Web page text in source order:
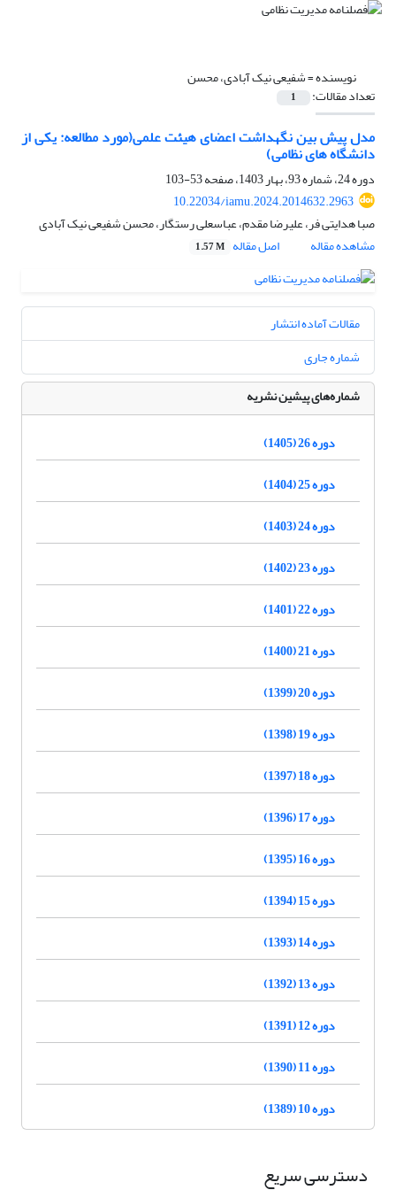
نویسنده =شفیعی نیک آبادی، محسن
تعداد مقالات: 1
مدل پیش بین نگهداشت اعضای هیئت علمی(مورد مطالعه: یکی از
دانشگاه های نظامی)
دوره 24، شماره 93، بهار 1403، صفحه
53-103
10.22034/iamu.2024.2014632.2963
صبا هدایتی فر، علیرضا مقدم، عباسعلی رستگار، محسن شفیعی نیک آبادی
مشاهده مقاله
اصل مقاله 1.57 M
مقالات آماده انتشار
شماره جاری
شماره‌های پیشین نشریه
دوره 26 (1405)
دوره 25 (1404)
دوره 24 (1403)
دوره 23 (1402)
دوره 22 (1401)
دوره 21 (1400)
دوره 20 (1399)
دوره 19 (1398)
دوره 18 (1397)
دوره 17 (1396)
دوره 16 (1395)
دوره 15 (1394)
دوره 14 (1393)
دوره 13 (1392)
دوره 12 (1391)
دوره 11 (1390)
دوره 10 (1389)
دسترسی سریع